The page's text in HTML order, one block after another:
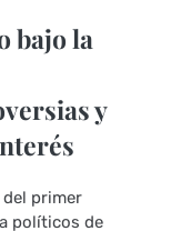
bajo la
y
primer
políticos de